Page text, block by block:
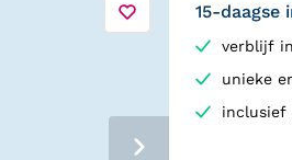
15-
verblijf
unieke
inclusief